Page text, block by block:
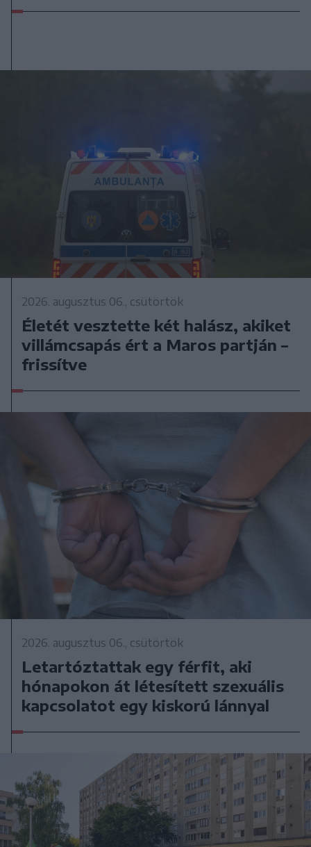
2026. augusztus 06., csütörtök
Életét vesztette két halász, akiket
villámcsapás ért a Maros partján –
frissítve
2026. augusztus 06., csütörtök
Letartóztattak egy férfit, aki
hónapokon át létesített szexuális
kapcsolatot egy kiskorú lánnyal